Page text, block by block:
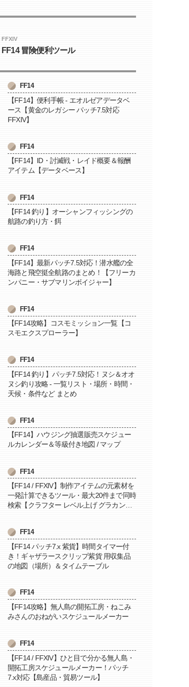
FFXIV
FF14 冒険便利ツール
FF14
【FF14】便利手帳 - エオルゼアデータベ
ース【黄金のレガシー パッチ7.5対応
FFXIV】
FF14
【FF14】ID・討滅戦・レイド概要＆報酬
アイテム【データベース】
FF14
【FF14 釣り】オーシャンフィッシングの
航路の釣り方・餌
FF14
【FF14】最新パッチ7.5対応！潜水艦の全
海路と飛空挺全航路のまとめ！【フリーカ
ンパニー・サブマリンボイジャー】
FF14
【FF14攻略】コスモミッション一覧【コ
スモエクスプローラー】
FF14
【FF14 釣り】パッチ7.5対応！ヌシ＆オオ
ヌシ釣り攻略 - 一覧リスト・場所・時間・
天候・条件など まとめ
FF14
【FF14】ハウジング抽選販売スケジュー
ルカレンダー＆等級付き地図 / マップ
FF14
【FF14 / FFXIV】制作アイテムの元素材を
一発計算できるツール・最大20件まで同時
検索【クラフター レベル上げ グラカン納
FF14
【FF14 パッチ7.x 紫貨】時間タイマー付
き！ギャザラースクリップ紫貨 用収集品
の地図（場所）＆タイムテーブル
FF14
【FF14攻略】無人島の開拓工房・ねこみ
みさんのおねがいスケジュールメーカー
FF14
【FF14 / FFXIV】ひと目で分かる無人島・
開拓工房スケジュールメーカー！パッチ
7.x対応【島産品・貿易ツール】